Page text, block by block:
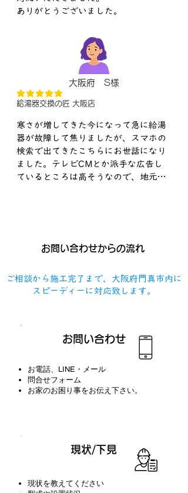
ありがとうございました。
大阪府 S様
平均評価 5 /5
給湯器交換の匠 大阪店
寒さが増してきた今になって急に給湯
器が故障して焦りましたが、スマホの
検索で出てきたこちらにお世話になり
ました。テレビCMとか派手な広告し
ているところは高そうなので、地元で
のですごくありがたかったです。電話
対応も親切でした。
​お問い合わせからの流れ
ご相談から施工完了まで、大阪府門真市内に
スピーディーに対応致します。
01 ​お問い合わせ
お電話、LINE・ メール
問合せフォーム
お家のお困り事をお伝え下さい。
​現状/下見
現状を教えてください
02